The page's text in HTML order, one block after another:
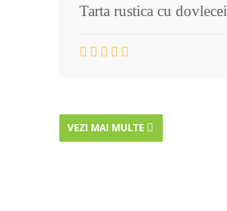
Tarta rustica cu dovlecei
VEZI MAI MULTE